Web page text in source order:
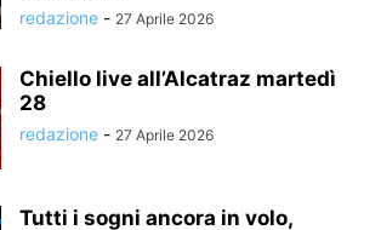
redazione - 27 Aprile 2026
Chiello live all’Alcatraz martedì
28
redazione - 27 Aprile 2026
Tutti i sogni ancora in volo,